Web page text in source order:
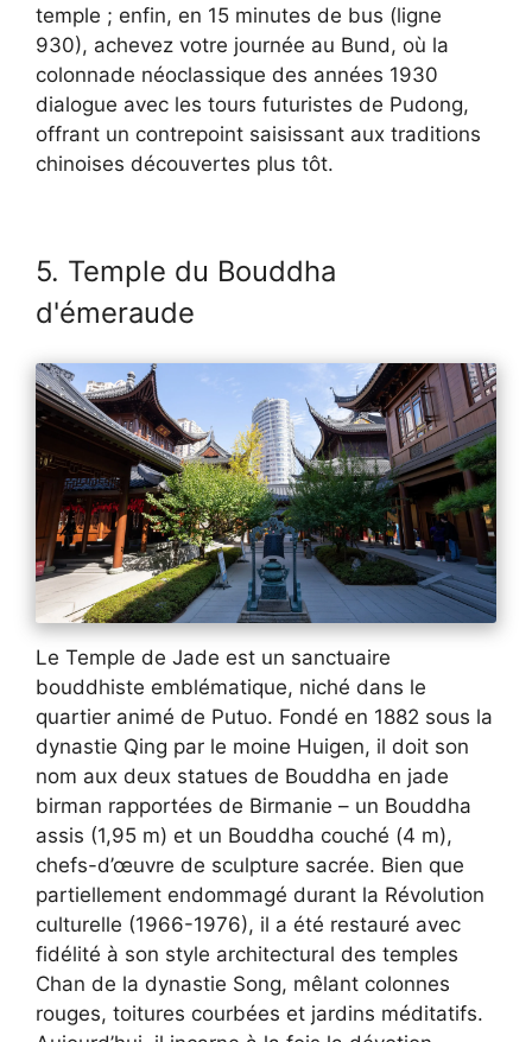
temple ; enfin, en 15 minutes de bus (ligne
930), achevez votre journée au Bund, où la
colonnade néoclassique des années 1930
dialogue avec les tours futuristes de Pudong,
offrant un contrepoint saisissant aux traditions
chinoises découvertes plus tôt.
5. Temple du Bouddha
d'émeraude
Le Temple de Jade est un sanctuaire
bouddhiste emblématique, niché dans le
quartier animé de Putuo. Fondé en 1882 sous la
dynastie Qing par le moine Huigen, il doit son
nom aux deux statues de Bouddha en jade
birman rapportées de Birmanie – un Bouddha
assis (1,95 m) et un Bouddha couché (4 m),
chefs-d’œuvre de sculpture sacrée. Bien que
partiellement endommagé durant la Révolution
culturelle (1966-1976), il a été restauré avec
fidélité à son style architectural des temples
Chan de la dynastie Song, mêlant colonnes
rouges, toitures courbées et jardins méditatifs.